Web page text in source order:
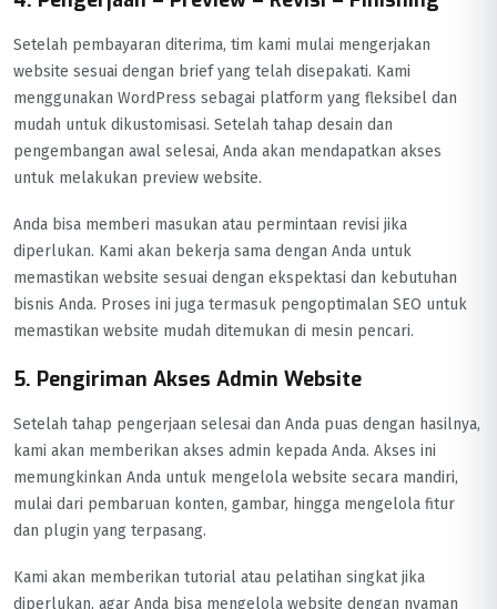
Setelah pembayaran diterima, tim kami mulai mengerjakan
website sesuai dengan brief yang telah disepakati. Kami
menggunakan WordPress sebagai platform yang fleksibel dan
mudah untuk dikustomisasi. Setelah tahap desain dan
pengembangan awal selesai, Anda akan mendapatkan akses
untuk melakukan preview website.
Anda bisa memberi masukan atau permintaan revisi jika
diperlukan. Kami akan bekerja sama dengan Anda untuk
memastikan website sesuai dengan ekspektasi dan kebutuhan
bisnis Anda. Proses ini juga termasuk pengoptimalan SEO untuk
memastikan website mudah ditemukan di mesin pencari.
5. Pengiriman Akses Admin Website
Setelah tahap pengerjaan selesai dan Anda puas dengan hasilnya,
kami akan memberikan akses admin kepada Anda. Akses ini
memungkinkan Anda untuk mengelola website secara mandiri,
mulai dari pembaruan konten, gambar, hingga mengelola fitur
dan plugin yang terpasang.
Kami akan memberikan tutorial atau pelatihan singkat jika
diperlukan, agar Anda bisa mengelola website dengan nyaman